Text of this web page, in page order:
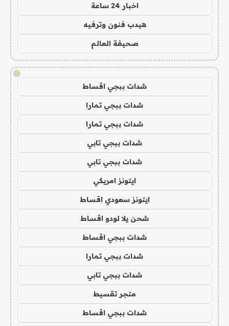
اخبار 24 ساعة
هيدب فنون وترفيه
صحيفة العالم
!
شدات ببجي اقساط
شدات ببجي تمارا
شدات ببجي تمارا
شدات ببجي تابي
شدات ببجي تابي
ايتونز امريكي
ايتونز سعودي اقساط
شحن يلا لودو اقساط
شدات ببجي اقساط
شدات ببجي تمارا
شدات ببجي تابي
متجر تقسيط
شدات ببجي اقساط